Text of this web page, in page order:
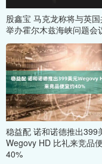
股鑫宝 马克龙称将与英国
举办霍尔木兹海峡问题会
稳益配 诺和诺德推出399
Wegovy HD 比礼来竞品
40%